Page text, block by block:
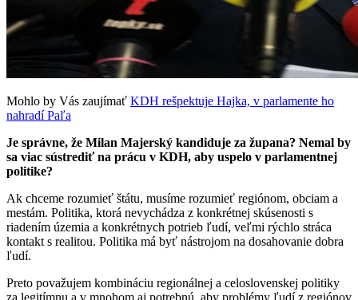
Mohlo by Vás zaujímať KDH rešpektuje Hajka, v parlamente ho
nahradí Paľa
Je správne, že Milan Majerský kandiduje za župana? Nemal by
sa viac sústrediť na prácu v KDH, aby uspelo v parlamentnej
politike?
Ak chceme rozumieť štátu, musíme rozumieť regiónom, obciam a
mestám. Politika, ktorá nevychádza z konkrétnej skúsenosti s
riadením územia a konkrétnych potrieb ľudí, veľmi rýchlo stráca
kontakt s realitou. Politika má byť nástrojom na dosahovanie dobra
ľudí.
Preto považujem kombináciu regionálnej a celoslovenskej politiky